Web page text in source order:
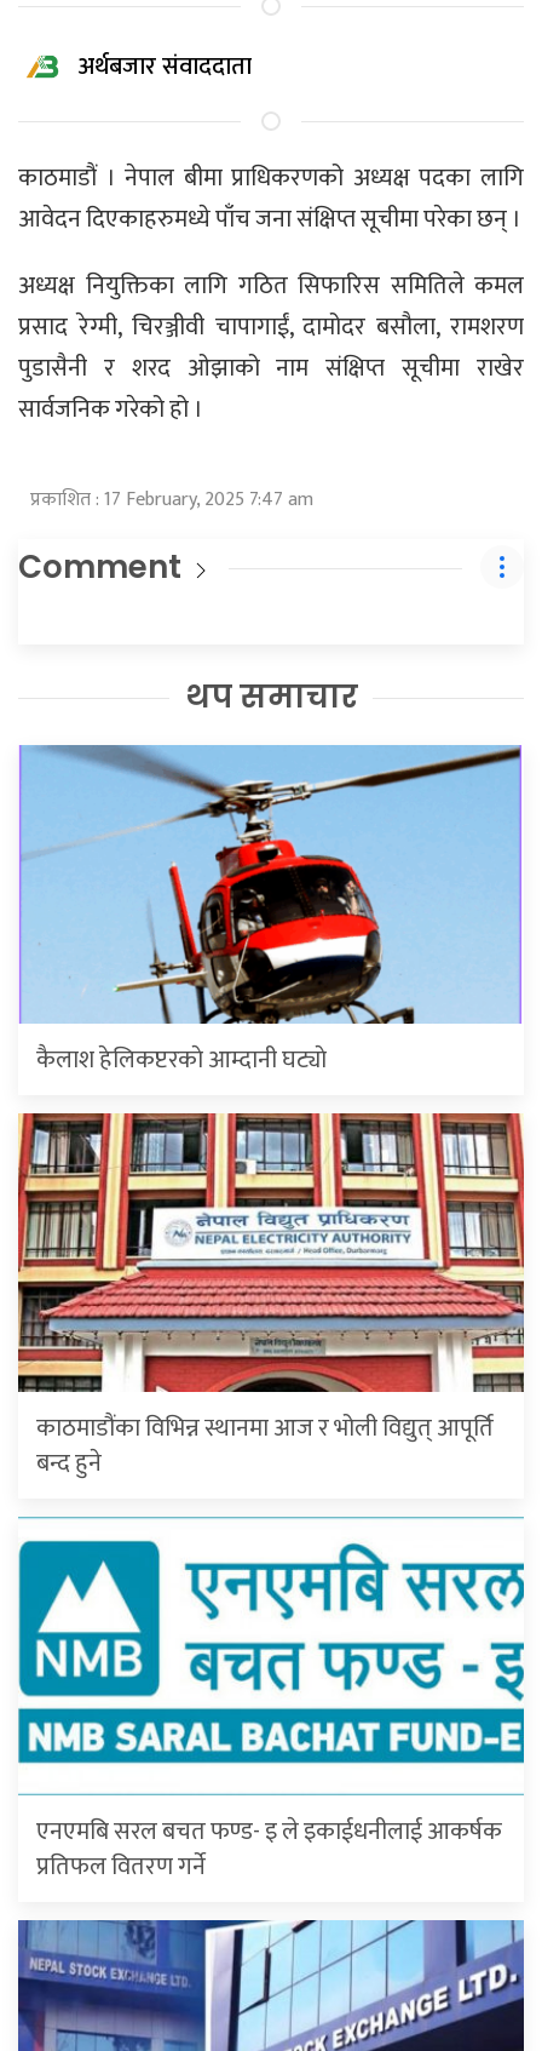
अर्थबजार संवाददाता
काठमाडौं । नेपाल बीमा प्राधिकरणको अध्यक्ष पदका लागि
आवेदन दिएकाहरुमध्ये पाँच जना संक्षिप्त सूचीमा परेका छन् ।
अध्यक्ष नियुक्तिका लागि गठित सिफारिस समितिले कमल
प्रसाद रेग्मी, चिरञ्जीवी चापागाईं, दामोदर बसौला, रामशरण
पुडासैनी र शरद ओझाको नाम संक्षिप्त सूचीमा राखेर
सार्वजनिक गरेको हो ।
प्रकाशित : 17 February, 2025 7:47 am
Comment
थप समाचार
कैलाश हेलिकप्टरकाे आम्दानी घट्याे
काठमाडौंका विभिन्न स्थानमा आज र भोली विद्युत् आपूर्ति
बन्द हुने
एनएमबि सरल बचत फण्ड- इ ले इकाईधनीलाई आकर्षक
प्रतिफल वितरण गर्ने